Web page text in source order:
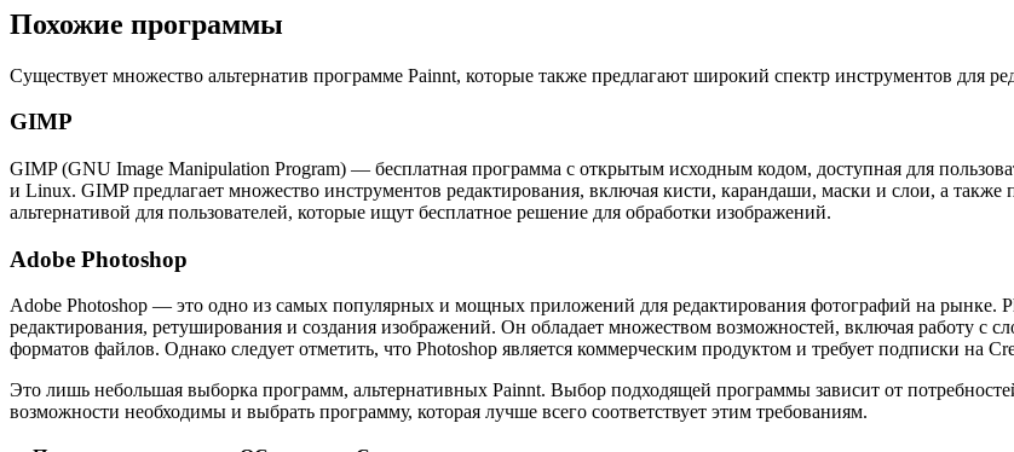
Похожие программы
Существует множество альтернатив программе Painnt, которые также предлагают широкий спектр инструментов для
GIMP
GIMP (GNU Image Manipulation Program) — бесплатная программа с открытым исходным кодом, доступная для
и Linux. GIMP предлагает множество инструментов редактирования, включая кисти, карандаши, маски и слои, а
альтернативой для пользователей, которые ищут бесплатное решение для обработки изображений.
Adobe Photoshop
Adobe Photoshop — это одно из самых популярных и мощных приложений для редактирования фотографий на рынке.
редактирования, ретуширования и создания изображений. Он обладает множеством возможностей, включая работу с
форматов файлов. Однако следует отметить, что Photoshop является коммерческим продуктом и требует подписки на
Это лишь небольшая выборка программ, альтернативных Painnt. Выбор подходящей программы зависит от
возможности необходимы и выбрать программу, которая лучше всего соответствует этим требованиям.